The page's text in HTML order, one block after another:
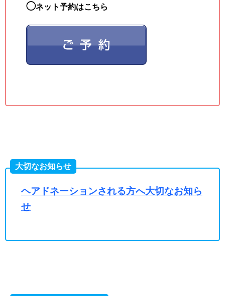
◯ネット予約はこちら
大切なお知らせ
ヘアドネーションされる方へ大切なお知ら
せ